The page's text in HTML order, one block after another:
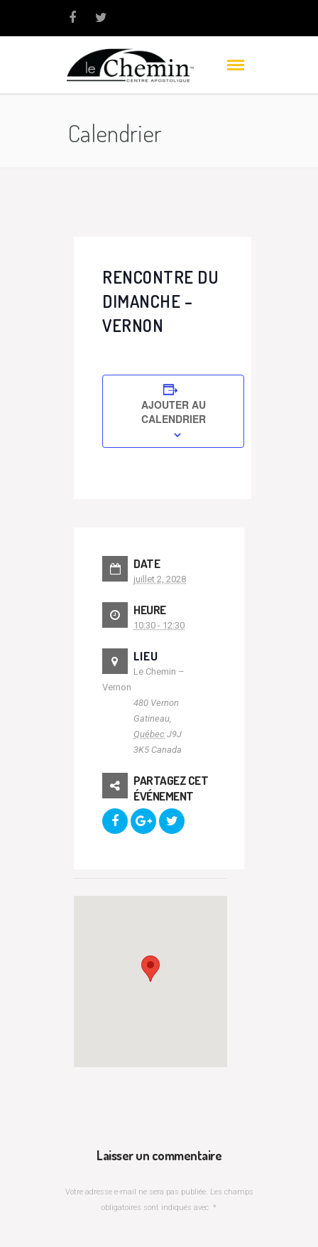
Calendrier
RENCONTRE DU
DIMANCHE –
VERNON
AJOUTER AU
CALENDRIER
DATE
juillet 2, 2028
HEURE
10:30 - 12:30
LIEU
Le Chemin –
Vernon
480 Vernon
Gatineau,
Québec J9J
3K5 Canada
PARTAGEZ CET
ÉVÉNEMENT
Laisser un commentaire
Votre adresse e-mail ne sera pas publiée. Les champs
obligatoires sont indiqués avec *